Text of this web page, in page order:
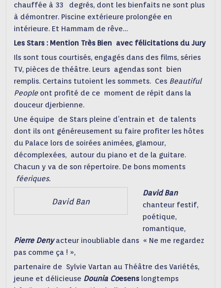
chauffée à 33 degrés, dont les bienfaits ne sont plus
à démontrer. Piscine extérieure prolongée en
intérieure. Et Hammam de rêve…
Les Stars : Mention Très Bien avec félicitations du Jury
Ils sont tous courtisés, engagés dans des films, séries
TV, pièces de théâtre. Leurs agendas sont bien
remplis. Certains tutoient les sommets. Ces Beautiful
People ont profité de ce moment de répit dans la
douceur djerbienne.
Une équipe de Stars pleine d’entrain et de talents
dont ils ont généreusement su faire profiter les hôtes
du Palace lors de soirées animées, glamour,
décomplexées, autour du piano et de la guitare.
Chacun y va de son répertoire. De bons moments
féeriques.
David Ban
David Ban
chanteur festif,
poétique,
romantique,
Pierre Denyacteur inoubliable dans « Ne me regardez
pas comme ça ! »,
partenaire de Sylvie Vartan au Théâtre des Variétés,
jeune et délicieuse Dounia Coesens longtemps